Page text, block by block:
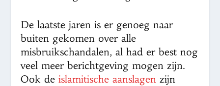
De laatste jaren is er genoeg naar
buiten gekomen over alle
misbruikschandalen, al had er best nog
veel meer berichtgeving mogen zijn.
Ook deislamitische aanslagen zijn